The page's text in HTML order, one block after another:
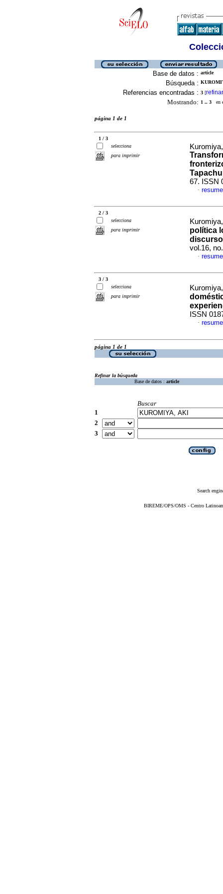
Base de datos : article
Búsqueda :
Referencias encontradas : 3 [refinar
Mostrando: 1 .. 3 en
página 1 de 1
1 / 3
selecciona
para imprimir
67. ISSN
·
2 / 3
selecciona
para imprimir
política
vol.16,
·
3 / 3
selecciona
para imprimir
ISSN
·
página 1 de 1
Refinar la búsqueda
Base de datos : article
Buscar
1
2
3
Search
BIREME/OPS/OMS - Centro